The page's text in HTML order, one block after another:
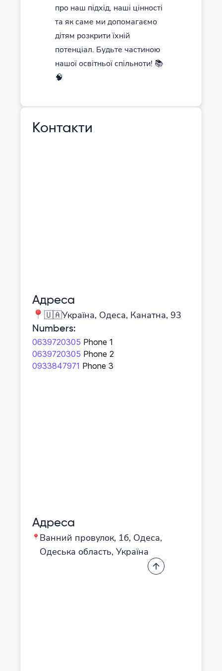
про наш підхід, наші цінності
та як саме ми допомагаємо
дітям розкрити їхній
потенціал. Будьте частиною
нашої освітньої спільноти! 📚
🧠
Контакти
Адреса
🇺🇦Україна, Одеса, Канатна, 93
Numbers:
0639720305 Phone 1
0639720305 Phone 2
0933847971 Phone 3
Адреса
Ванний провулок, 1б, Одеса,
Одеська область, Україна